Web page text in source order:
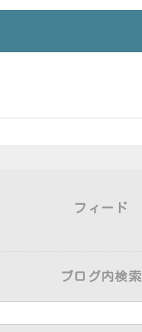
フィード
ブログ内検索